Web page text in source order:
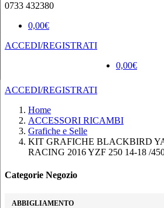
0733 432380
0,00€
ACCEDI/REGISTRATI
0,00€
ACCEDI/REGISTRATI
Home
ACCESSORI RICAMBI
Grafiche e Selle
KIT GRAFICHE BLACKBIRD
RACING 2016 YZF 250 14-18 /
Categorie Negozio
ABBIGLIAMENTO